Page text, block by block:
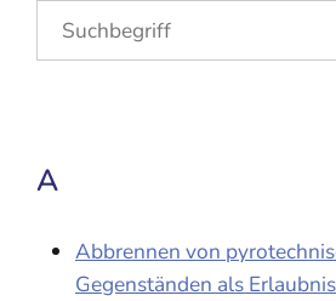
A
Abbrennen von
Gegenständen als